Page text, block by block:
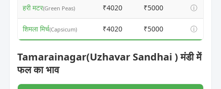
हरी मटर(Green Peas) ₹4020 ₹5000 ⓘ
शिमला मिर्च(Capsicum) ₹4020 ₹5000 ⓘ
Tamarainagar(Uzhavar Sandhai ) मंडी में
फल का भाव